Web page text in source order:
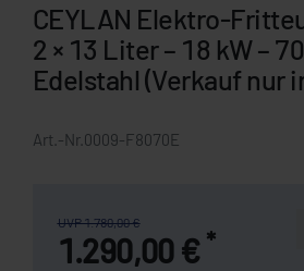
CEYLAN Elektro-
2 × 13 Liter – 18 kW –
Edelstahl (Verkauf nur
Art.-Nr. 0009-F8070E
UVP 1.780,00 €
1.290,00 € *